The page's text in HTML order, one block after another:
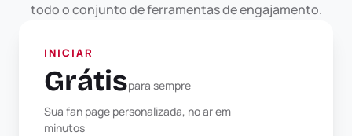
todo o conjunto de ferramentas de engajamento.
INICIAR
Grátispara sempre
Sua fan page personalizada, no ar em
minutos